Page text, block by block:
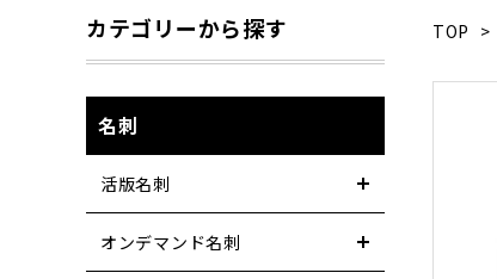
TOP >
カテゴリーから探す
名刺
活版名刺
オンデマンド名刺